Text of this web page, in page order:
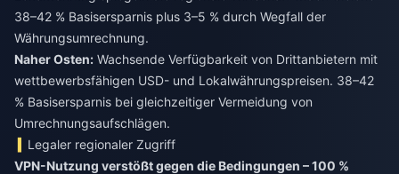
38–42 % Basisersparnis plus 3–5 % durch Wegfall der
Währungsumrechnung.
Naher Osten: Wachsende Verfügbarkeit von Drittanbietern mit
wettbewerbsfähigen USD- und Lokalwährungspreisen. 38–42
% Basisersparnis bei gleichzeitiger Vermeidung von
Umrechnungsaufschlägen.
Legaler regionaler Zugriff
VPN-Nutzung verstößt gegen die Bedingungen – 100 %